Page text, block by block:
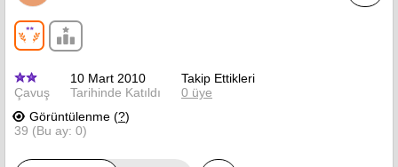
Çavuş
10 Mart 2010
Tarihinde Katıldı
Takip Ettikleri
0 üye
Görüntülenme (?)
39 (Bu ay: 0)